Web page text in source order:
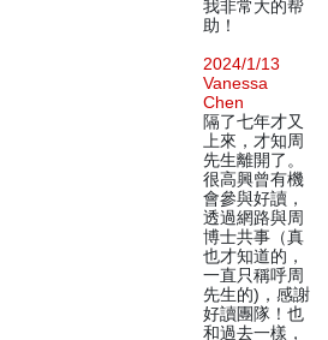
我非常大的帮
助！
2024/1/13
Vanessa
Chen
隔了七年才又
上來，才知周
先生離開了。
很高興曾有機
會參與好讀，
透過網路與周
博士共事（真
也才知道的，
一直只稱呼周
先生的)，感謝
好讀團隊！也
和過去一樣，